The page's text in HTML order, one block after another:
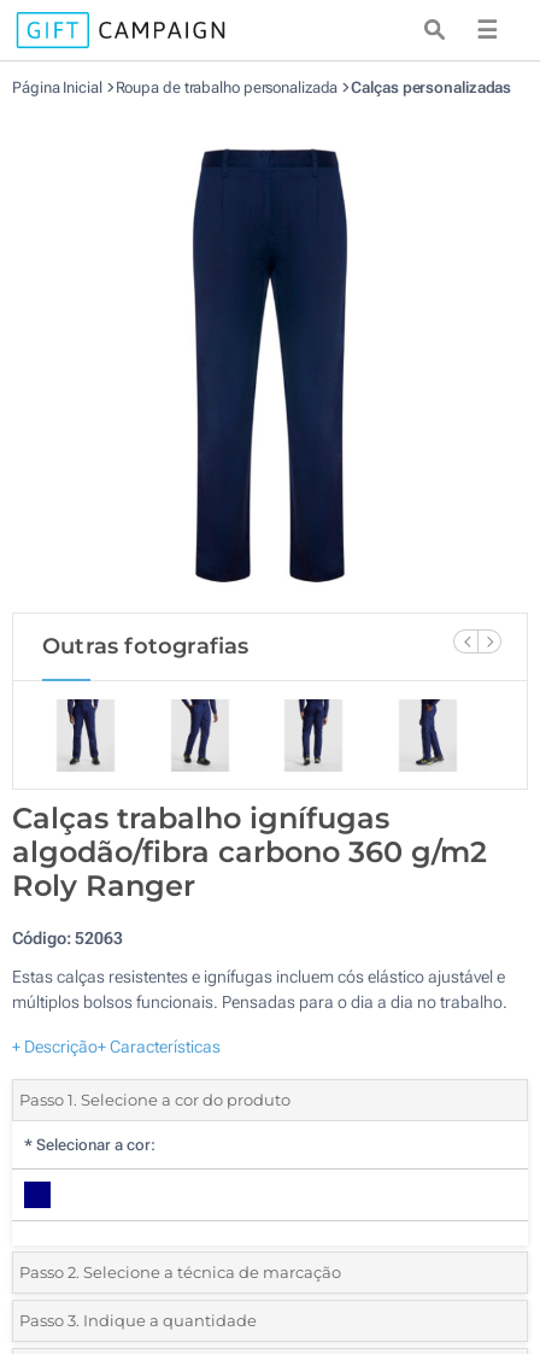
☰
Página Inicial Roupa de trabalho personalizada Calças personalizadas
Outras fotografias
Calças trabalho ignífugas
algodão/fibra carbono 360 g/m2
Roly Ranger
Código:52063
Estas calças resistentes e ignífugas incluem cós elástico ajustável e
múltiplos bolsos funcionais. Pensadas para o dia a dia no trabalho.
+ Descrição+ Características
Passo 1. Selecione a cor do produto
* Selecionar a cor:
Passo 2. Selecione a técnica de marcação
*Selecione o tipo de marcação e as cores do logotipo:
Passo 3. Indique a quantidade